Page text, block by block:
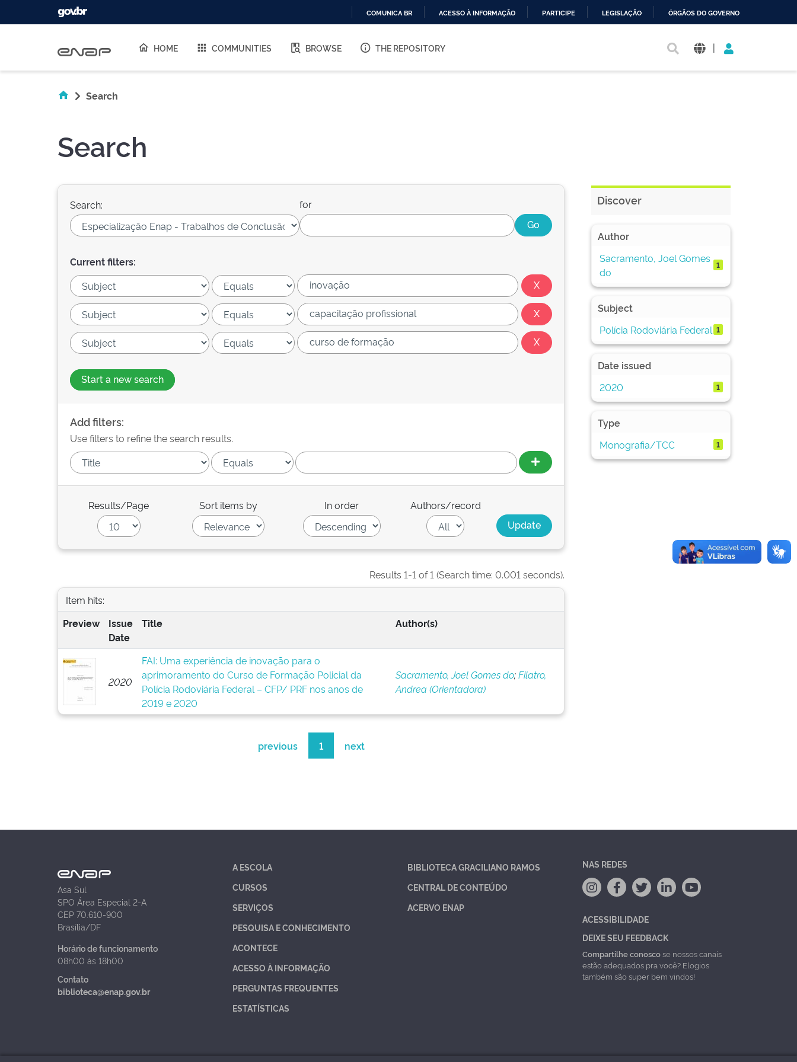
O
COMUNICA BR ACESSO À INFORMAÇÃO PARTICIPE LEGISLAÇÃO ÓRGÃOS DO GOVERNO
HOME COMMUNITIES BROWSE THE REPOSITORY |
Search
Search
Search: for
Current filters:
Start a new search
Add filters:
Use filters to refine the search results.
Results/Page Sort items by In order Authors/record
Results 1-1 of 1 (Search time: 0.001 seconds).
Item hits:
Preview
Issue
Date
Title Author(s)
2020
FAI: Uma experiência de inovação para o
aprimoramento do Curso de Formação Policial da
Polícia Rodoviária Federal – CFP/ PRF nos anos de
2019 e 2020
Sacramento, Joel Gomes do;Filatro,
Andrea (Orientadora)
previous 1 next
Discover
Author
Sacramento, Joel Gomes
do
1
Subject
Polícia Rodoviária Federal 1
Date issued
2020
1
Type
Monografia/TCC
1
Asa Sul
SPO Área Especial 2-A
CEP 70.610-900
Brasília/DF
Horário de funcionamento
08h00 às 18h00
Contato
biblioteca@enap.gov.br
A ESCOLA
CURSOS
SERVIÇOS
PESQUISA E CONHECIMENTO
ACONTECE
ACESSO À INFORMAÇÃO
PERGUNTAS FREQUENTES
ESTATÍSTICAS
BIBLIOTECA GRACILIANO RAMOS
CENTRAL DE CONTEÚDO
ACERVO ENAP
NAS REDES
ACESSIBILIDADE
DEIXE SEU FEEDBACK
Compartilhe conoscose nossos canais
estão adequados pra você? Elogios
também são super bem vindos!